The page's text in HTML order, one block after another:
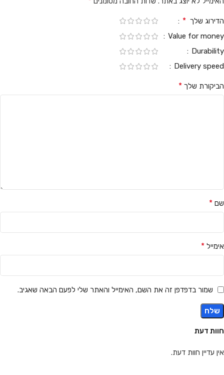
חוות דעת
אין עדיין חוות דעת.
הדירוג שלך *
Value for money
Durability
Delivery speed
הביקורת שלך *
שם *
אימייל *
שמור בדפדפן זה את השם, האימייל והאתר שלי לפעם הבאה שאגיב.